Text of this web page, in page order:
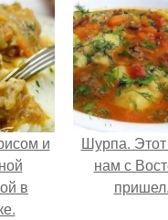
и
в
Шурпа. Этот
нам с
пришел.